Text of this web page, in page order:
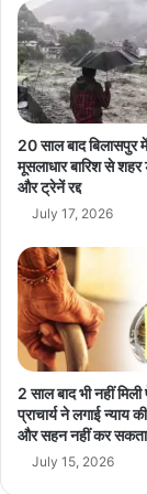
मा
णु
दौ
ड़
की
ओ
र
ध
दे
गा
?
प्री
मि
य
र
से
प
ह
ले
दों
में
घि
रा
शो
,
बे
बि
का
20 साल बाद बिलासपुर
मूसलाधार बारिश से
और ट्रेनें रद्द
July 17, 2026
2 साल बाद भी नहीं
प्राचार्य ने लगाई न्याय
और सहन नहीं कर सकता
July 15, 2026